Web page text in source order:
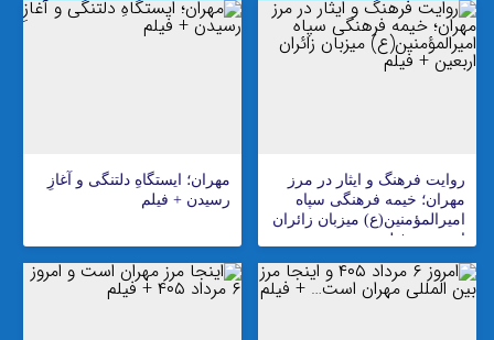
روایت فرهنگ و ایثار در مرز
مهران؛ خیمه فرهنگی سپاه
امیرالمؤمنین(ع) میزبان زائران
اربعین + فیلم
مهران؛ ایستگاهِ دلتنگی و آغازِ
رسیدن + فیلم